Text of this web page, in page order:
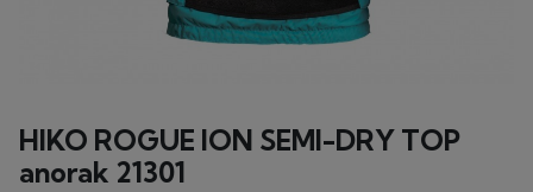
HIKO ROGUE ION SEMI-DRY TOP
anorak 21301